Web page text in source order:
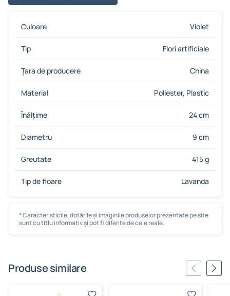
Culoare Violet
Tip Flori artificiale
Țara de producere China
Material Poliester, Plastic
Înălțime 24 cm
Diametru 9 cm
Greutate 415 g
Tip de floare Lavanda
* Caracteristicile, dotările și imaginile produselor prezentate pe site
sunt cu titlu informativ și pot fi diferite de cele reale.
Produse similare